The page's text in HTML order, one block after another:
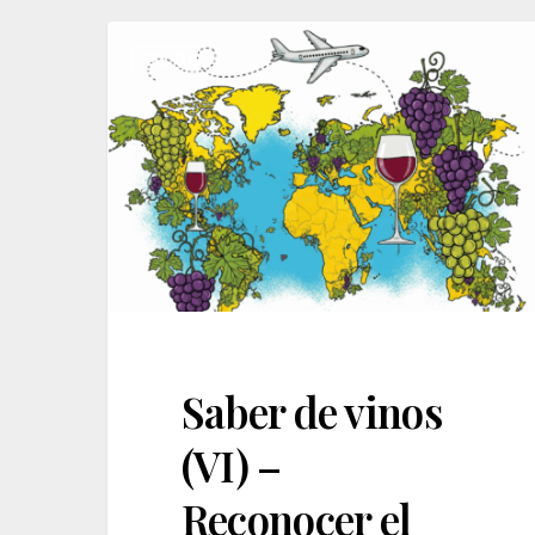
vinos
(VI)
–
Reconocer
origen
BLOG
Saber de vinos
(VI) –
Reconocer el